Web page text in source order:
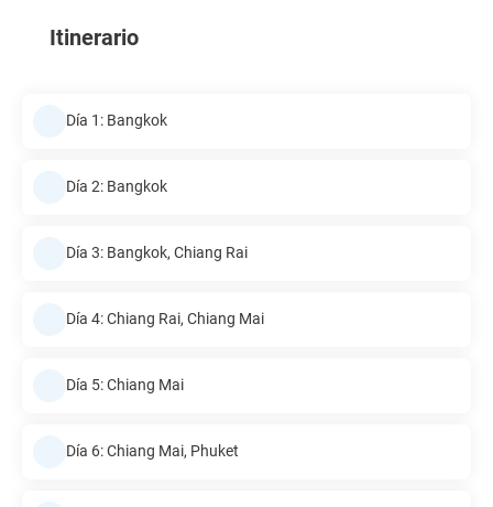
Itinerario
Día 1: Bangkok
Día 2: Bangkok
Día 3: Bangkok, Chiang Rai
Día 4: Chiang Rai, Chiang Mai
Día 5: Chiang Mai
Día 6: Chiang Mai, Phuket